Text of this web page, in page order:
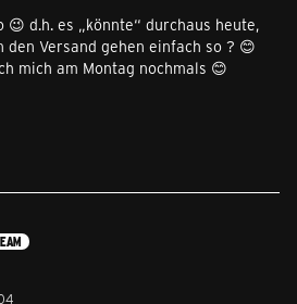
d.h. es „könnte“ durchaus heute,
den Versand gehen einfach so ? 😊
mich am Montag nochmals 😊